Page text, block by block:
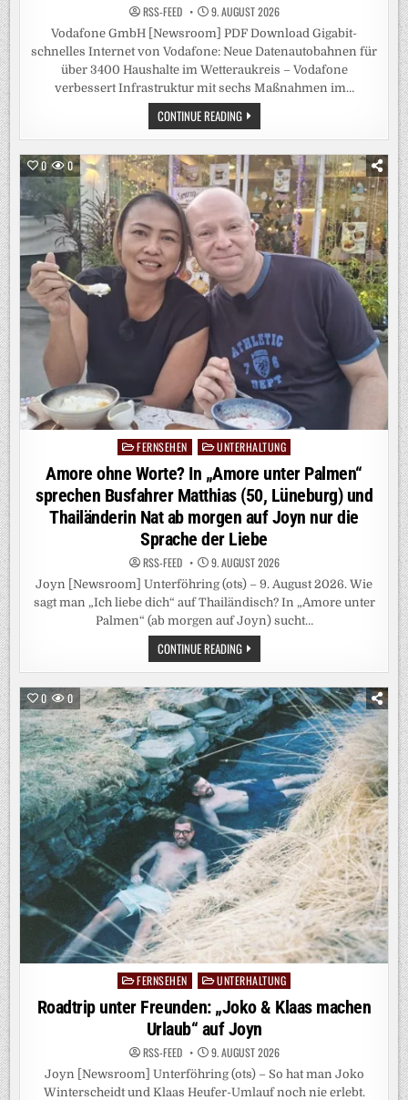
RSS-FEED 9. AUGUST 2026
Vodafone GmbH [Newsroom] PDF Download Gigabit-
schnelles Internet von Vodafone: Neue Datenautobahnen für
über 3400 Haushalte im Wetteraukreis – Vodafone
verbessert Infrastruktur mit sechs Maßnahmen im…
CONTINUE READINGGIGABIT-
SCHNELLES
INTERNET
VODAFONE:
NEUE
DATENAUTOBAHNEN
FÜR
ÜBER
3400
HAUSHALTE
IM
WETTERAUKREIS
0 0
PostedFERNSEHEN UNTERHALTUNG
Amore ohne Worte? In „Amore unter Palmen“
sprechen Busfahrer Matthias (50, Lüneburg) und
Thailänderin Nat ab morgen auf Joyn nur die
Sprache der Liebe
RSS-FEED 9. AUGUST 2026
Joyn [Newsroom] Unterföhring (ots) – 9. August 2026. Wie
sagt man „Ich liebe dich“ auf Thailändisch? In „Amore unter
Palmen“ (ab morgen auf Joyn) sucht…
CONTINUE READINGAMORE
OHNE
WORTE?
IN
„AMORE
UNTER
PALMEN“
SPRECHEN
BUSFAHRER
MATTHIAS
(50,
LÜNEBURG)
UND
THAILÄNDERIN
NAT
AB
MORGEN
AUF
JOYN
NUR
DIE
SPRACHE
DER
LIEBE
0 0
Posted
in
FERNSEHEN UNTERHALTUNG
Roadtrip unter Freunden: „Joko & Klaas machen
Urlaub“ auf Joyn
RSS-FEED 9. AUGUST 2026
Joyn [Newsroom] Unterföhring (ots) – So hat man Joko
Winterscheidt und Klaas Heufer-Umlauf noch nie erlebt.